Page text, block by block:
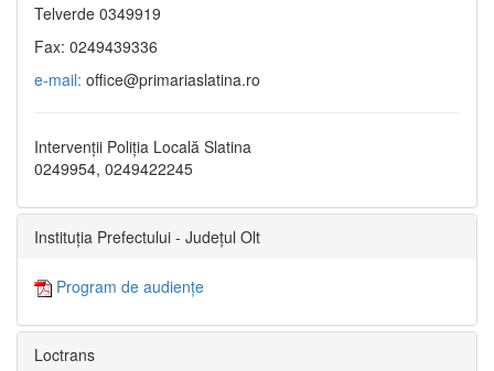
Telverde 0349919
Fax: 0249439336
e-mail: office@primariaslatina.ro
Intervenții Poliția Locală Slatina
0249954, 0249422245
Instituția Prefectului - Județul Olt
Program de audiențe
Loctrans